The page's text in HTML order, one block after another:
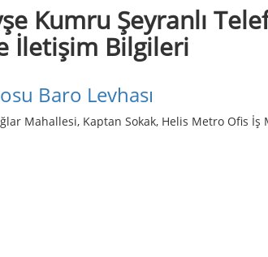
Kumru Şeyranlı
İletişim Bilgileri
Baro Levhası
Mahallesi, Kaptan Sokak, Helis Metro Ofis İş